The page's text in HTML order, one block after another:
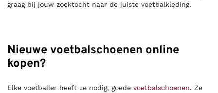
graag bij jouw zoektocht naar de juiste voetbalkleding.
Nieuwe voetbalschoenen online
kopen?
Elke voetballer heeft ze nodig, goede voetbalschoenen. Ze